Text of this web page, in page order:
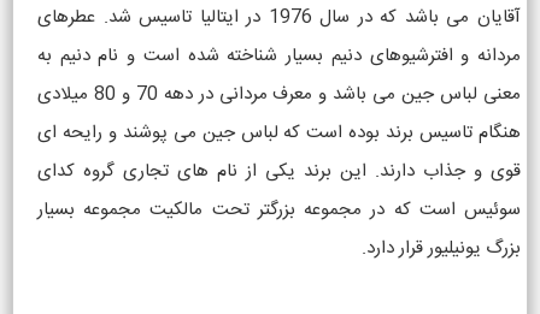
آقایان می باشد که در سال 1976 در ایتالیا تاسیس شد. عطرهای
مردانه و افترشیوهای دنیم بسیار شناخته شده است و نام دنیم به
معنی لباس جین می باشد و معرف مردانی در دهه 70 و 80 میلادی
هنگام تاسیس برند بوده است که لباس جین می پوشند و رایحه ای
قوی و جذاب دارند. این برند یکی از نام های تجاری گروه کدای
سوئیس است که در مجموعه بزرگتر تحت مالکیت مجموعه بسیار
بزرگ یونیلیور قرار دارد.